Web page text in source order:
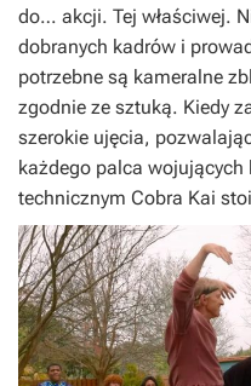
do… akcji. Tej właściwej.
dobranych kadrów i
potrzebne są kameralne
zgodnie ze sztuką. Kiedy
szerokie ujęcia,
każdego palca wojujących
technicznym Cobra Kai